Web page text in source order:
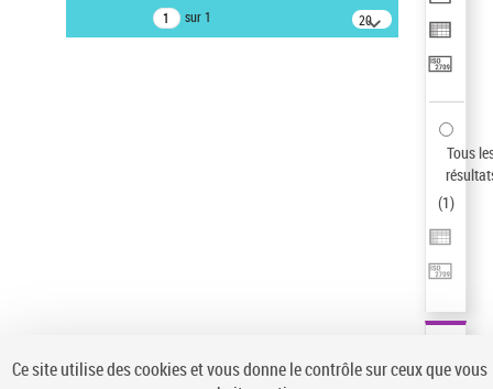
sur 1
20
résultats/page
Tous
(1)
Ce site utilise des cookies et vous donne le contrôle sur ceux que vous